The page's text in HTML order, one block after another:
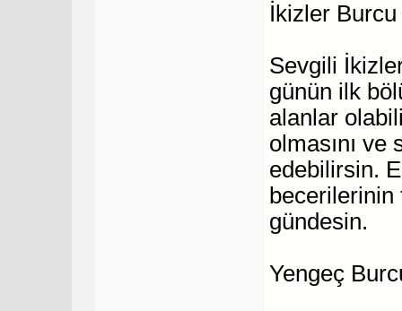
İkizler
Sevgili
günün ilk
alanlar
olmasını
edebilirsin.
gündesin.
Yengeç